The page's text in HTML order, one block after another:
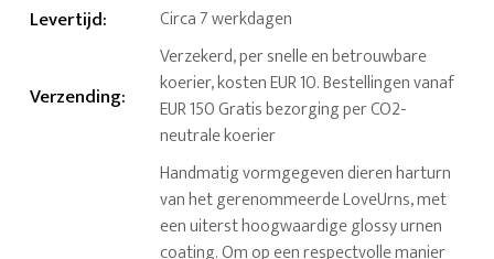
Levertijd: Circa 7 werkdagen
Verzending:
Verzekerd, per snelle en betrouwbare
koerier, kosten EUR 10. Bestellingen vanaf
EUR 150 Gratis bezorging per CO2-
neutrale koerier
Handmatig vormgegeven dieren harturn
van het gerenommeerde LoveUrns, met
een uiterst hoogwaardige glossy urnen